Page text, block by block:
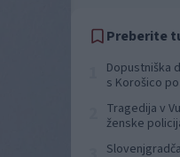
Preberite
Dopustniška
s Korošico
Tragedija v
ženske